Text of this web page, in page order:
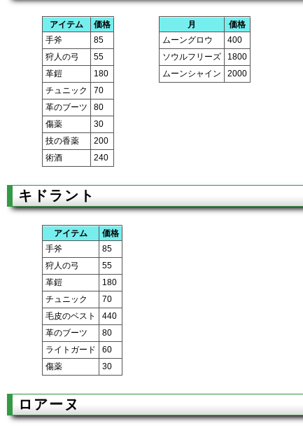
アイテム
価格
手斧
85
狩人の弓
55
革鎧
180
チュニック
70
革のブーツ
80
傷薬
30
技の香薬
200
術酒
240
月
価格
ムーングロウ
400
ソウルフリーズ
1800
ムーンシャイン
2000
キドラント
アイテム
価格
手斧
85
狩人の弓
55
革鎧
180
チュニック
70
毛皮のベスト
440
革のブーツ
80
ライトガード
60
傷薬
30
ロアーヌ